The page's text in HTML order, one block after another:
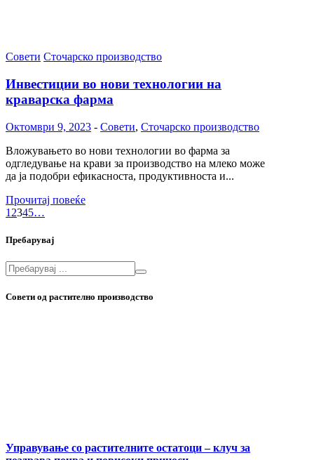
Совети Сточарско производство
Инвестиции во нови технологии на
краварска фарма
Октомври 9, 2023 - Совети, Сточарско производство
Вложувањето во нови технологии во фарма за
одгледување на крави за производство на млеко може
да ја подобри ефикасноста, продуктивноста и...
Прочитај повеќе
1 2345…
Пребарувај
Совети од растително производство
Управување со растителните остатоци – клуч за